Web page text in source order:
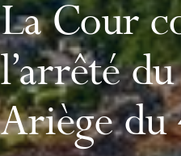
La Cour
l’arrêté
Ariège du